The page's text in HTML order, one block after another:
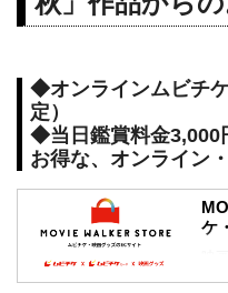
◆オンラインムビチ
定）
◆当日鑑賞料金
お得な、オンライン
ケ
映
関